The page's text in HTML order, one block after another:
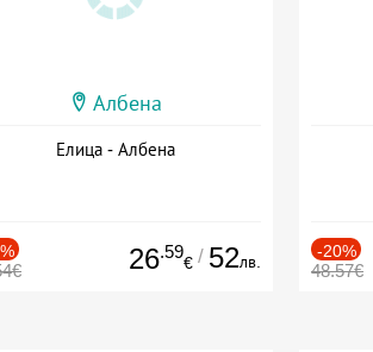
Албена
Елица - Албена
26.59
€ / 52лв.
-20%
48.57€